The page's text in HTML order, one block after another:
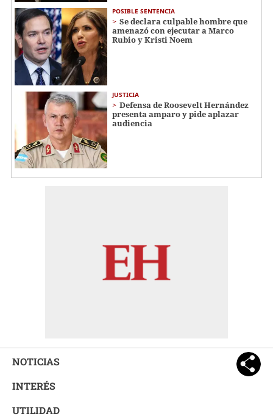
POSIBLE SENTENCIA
Se declara culpable hombre que
amenazó con ejecutar a Marco
Rubio y Kristi Noem
JUSTICIA
Defensa de Roosevelt Hernández
presenta amparo y pide aplazar
audiencia
NOTICIAS
INTERÉS
UTILIDAD